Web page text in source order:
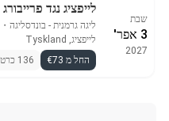
שבת
3 אפר'
2027
לייפציג נגד פרייבורג
ליגה גרמנית - בונדסליגה ・
לייפציג, Tyskland
החל מ €73
136 כרטיסים זמינים